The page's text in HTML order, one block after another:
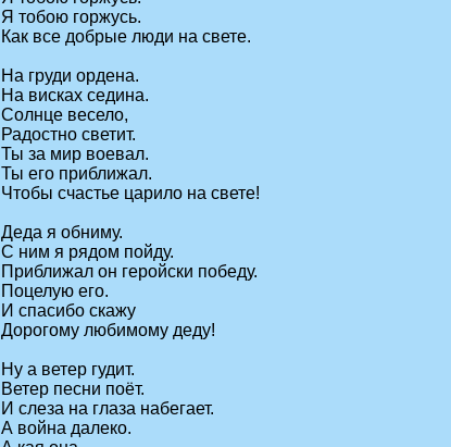
Я тобою горжусь.
Как все добрые люди на свете.
На груди ордена.
На висках седина.
Солнце весело,
Радостно светит.
Ты за мир воевал.
Ты его приближал.
Чтобы счастье царило на свете!
Деда я обниму.
С ним я рядом пойду.
Приближал он геройски победу.
Поцелую его.
И спасибо скажу
Дорогому любимому деду!
Ну а ветер гудит.
Ветер песни поёт.
И слеза на глаза набегает.
А война далеко.